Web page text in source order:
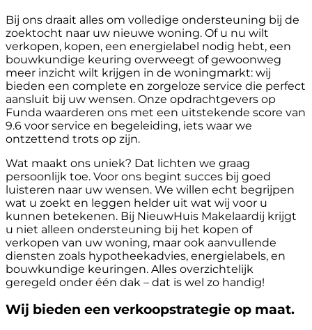
Bij ons draait alles om volledige ondersteuning bij de
zoektocht naar uw nieuwe woning. Of u nu wilt
verkopen, kopen, een energielabel nodig hebt, een
bouwkundige keuring overweegt of gewoonweg
meer inzicht wilt krijgen in de woningmarkt: wij
bieden een complete en zorgeloze service die perfect
aansluit bij uw wensen. Onze opdrachtgevers op
Funda waarderen ons met een uitstekende score van
9.6 voor service en begeleiding, iets waar we
ontzettend trots op zijn.
Wat maakt ons uniek? Dat lichten we graag
persoonlijk toe. Voor ons begint succes bij goed
luisteren naar uw wensen. We willen echt begrijpen
wat u zoekt en leggen helder uit wat wij voor u
kunnen betekenen. Bij NieuwHuis Makelaardij krijgt
u niet alleen ondersteuning bij het kopen of
verkopen van uw woning, maar ook aanvullende
diensten zoals hypotheekadvies, energielabels, en
bouwkundige keuringen. Alles overzichtelijk
geregeld onder één dak – dat is wel zo handig!
Wij bieden een verkoopstrategie op maat.